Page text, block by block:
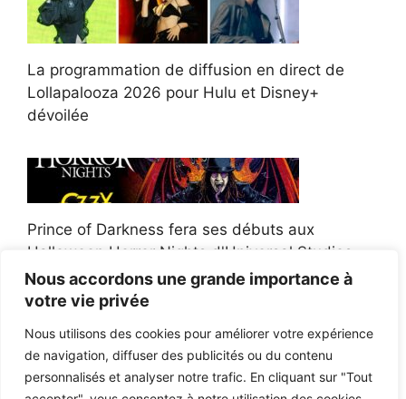
Nous accordons une grande importance à
votre vie privée
Nous utilisons des cookies pour améliorer votre expérience
de navigation, diffuser des publicités ou du contenu
personnalisés et analyser notre trafic. En cliquant sur "Tout
La programmation de diffusion en direct de
Lollapalooza 2026 pour Hulu et Disney+
dévoilée
Prince of Darkness fera ses débuts aux
Halloween Horror Nights d'Universal Studios
Afroman poursuit un policier de l'Ohio après la
victoire du jury en diffamation